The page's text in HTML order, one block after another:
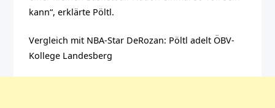
kann“, erklärte Pöltl.
Vergleich mit NBA-Star DeRozan: Pöltl adelt ÖBV-
Kollege Landesberg